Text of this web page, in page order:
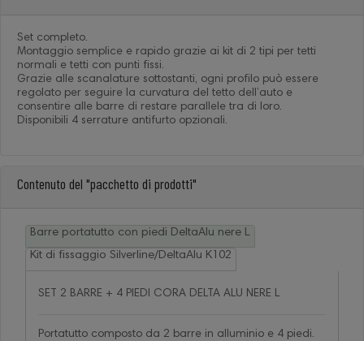
Set completo.
Montaggio semplice e rapido grazie ai kit di 2 tipi per tetti
normali e tetti con punti fissi.
Grazie alle scanalature sottostanti, ogni profilo può essere
regolato per seguire la curvatura del tetto dell’auto e
consentire alle barre di restare parallele tra di loro.
Disponibili 4 serrature antifurto opzionali.
Contenuto del "pacchetto di prodotti"
Barre portatutto con piedi DeltaAlu nere L
Kit di fissaggio Silverline/DeltaAlu K102
SET 2 BARRE + 4 PIEDI CORA DELTA ALU NERE L
Portatutto composto da 2 barre in alluminio e 4 piedi.